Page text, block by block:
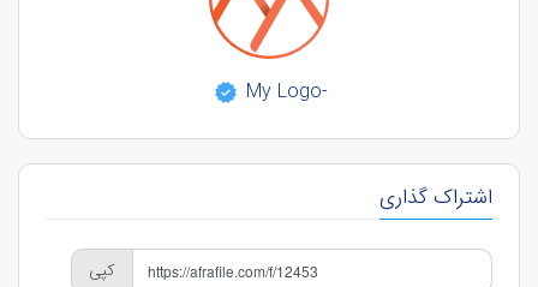
-My Logo
اشتراک گذاری
کپی